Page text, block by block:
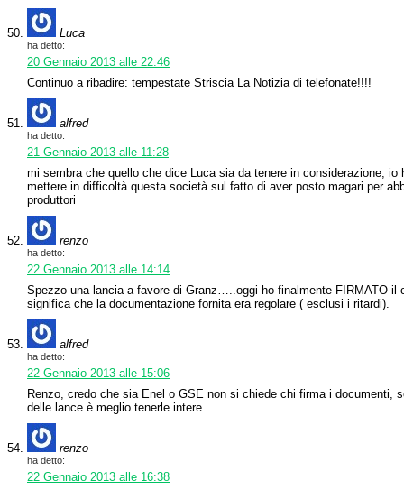
Luca
ha detto:
20 Gennaio 2013 alle 22:46
Continuo a ribadire: tempestate Striscia La Notizia di telefonate!!!!
alfred
ha detto:
21 Gennaio 2013 alle 11:28
mi sembra che quello che dice Luca sia da tenere in considerazione,
mettere in difficoltà questa società sul fatto di aver posto magari per
produttori
renzo
ha detto:
22 Gennaio 2013 alle 14:14
Spezzo una lancia a favore di Granz…..oggi ho finalmente FIRMATO
significa che la documentazione fornita era regolare ( esclusi i ritardi).
alfred
ha detto:
22 Gennaio 2013 alle 15:06
Renzo, credo che sia Enel o GSE non si chiede chi firma i documenti,
delle lance è meglio tenerle intere
renzo
ha detto:
22 Gennaio 2013 alle 16:38